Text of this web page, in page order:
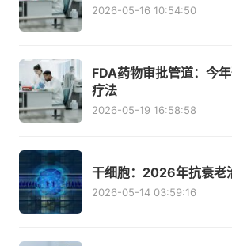
2026-05-16 10:54:50
FDA药物审批管道：今
疗法
2026-05-19 16:58:58
干细胞：2026年抗衰老
2026-05-14 03:59:16